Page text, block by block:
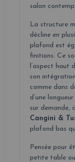
salon
La structure
décline en
plafond est
finitions. Ce
l’aspect haut
son
comme dans
d’une
sur demande,
Cangini &
plafond bas
Pensée pour
petite table